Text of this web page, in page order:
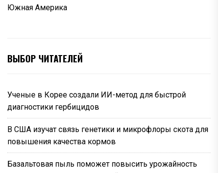
Южная Америка
ВЫБОР ЧИТАТЕЛЕЙ
Ученые в Корее создали ИИ-метод для быстрой
диагностики гербицидов
В США изучат связь генетики и микрофлоры скота для
повышения качества кормов
Базальтовая пыль поможет повысить урожайность